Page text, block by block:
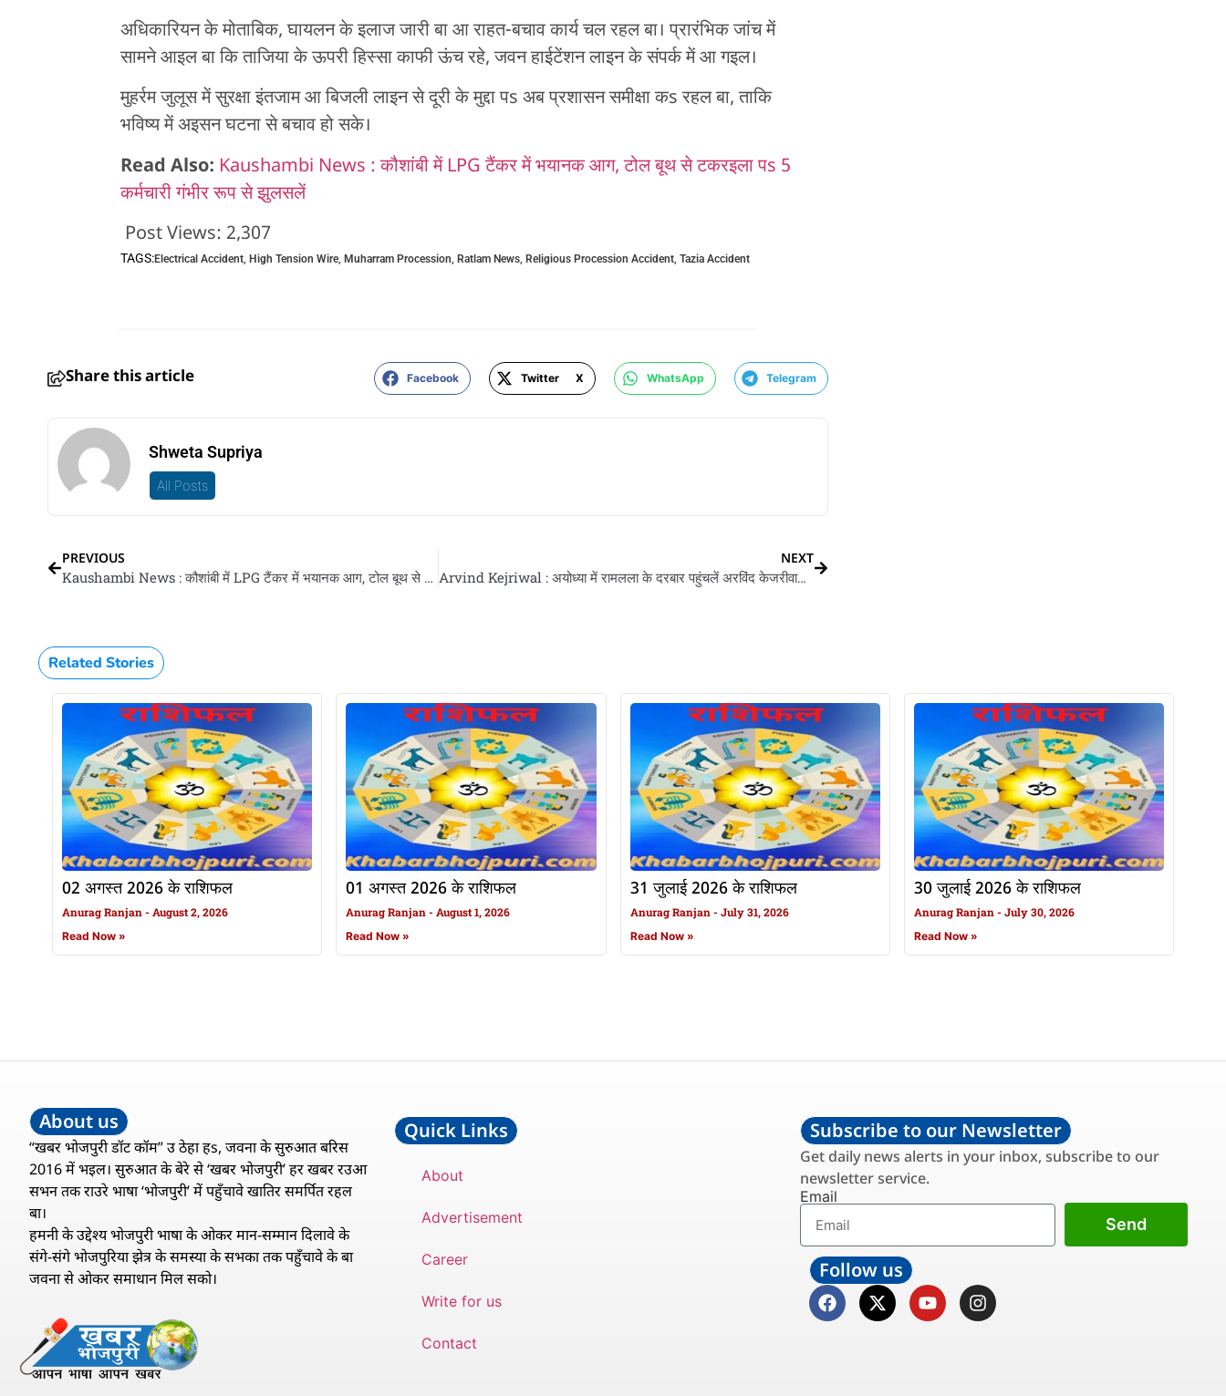
अधिकारियन के मोताबिक, घायलन के इलाज जारी बा आ राहत-बचाव कार्य चल रहल बा। प्रारंभिक जांच में
सामने आइल बा कि ताजिया के ऊपरी हिस्सा काफी ऊंच रहे, जवन हाईटेंशन लाइन के संपर्क में आ गइल।
मुहर्रम जुलूस में सुरक्षा इंतजाम आ बिजली लाइन से दूरी के मुद्दा पs अब प्रशासन समीक्षा कs रहल बा, ताकि
भविष्य में अइसन घटना से बचाव हो सके।
Read Also: Kaushambi News : कौशांबी में LPG टैंकर में भयानक आग, टोल बूथ से टकरइला पs 5
कर्मचारी गंभीर रूप से झुलसलें
Post Views: 2,307
TAGS:Electrical Accident, High Tension Wire, Muharram Procession, Ratlam News, Religious Procession Accident, Tazia Accident
Share this article Facebook Twitter X WhatsApp Telegram
Shweta Supriya
All Posts
PREVIOUS
Kaushambi News : कौशांबी में LPG टैंकर में भयानक आग, टोल बूथ से टकरइला पs 5 कर्मचारी गंभीर रूप से झुलसलें
NEXT
Arvind Kejriwal : अयोध्या में रामलला के दरबार पहुंचलें अरविंद केजरीवाल, देस के सुख-समृद्धि खातिर कइले प्रार्थना
Related Stories
02 अगस्त 2026 के राशिफल
Anurag Ranjan August 2, 2026
Read Now »
01 अगस्त 2026 के राशिफल
Anurag Ranjan August 1, 2026
Read Now »
31 जुलाई 2026 के राशिफल
Anurag Ranjan July 31, 2026
Read Now »
30 जुलाई 2026 के राशिफल
Anurag Ranjan July 30, 2026
Read Now »
About us
“खबर भोजपुरी डॉट कॉम” उ ठेहा हs, जवना के सुरुआत बरिस
2016 में भइल। सुरुआत के बेरे से ‘खबर भोजपुरी’ हर खबर रउआ
सभन तक राउरे भाषा ‘भोजपुरी’ में पहुँचावे खातिर समर्पित रहल
बा।
हमनी के उद्देश्य भोजपुरी भाषा के ओकर मान-सम्मान दिलावे के
संगे-संगे भोजपुरिया झेत्र के समस्या के सभका तक पहुँचावे के बा
जवना से ओकर समाधान मिल सको।
Quick Links
About
Advertisement
Career
Write for us
Contact
Subscribe to our Newsletter
Get daily news alerts in your inbox, subscribe to our
newsletter service.
Email
Send
Follow us